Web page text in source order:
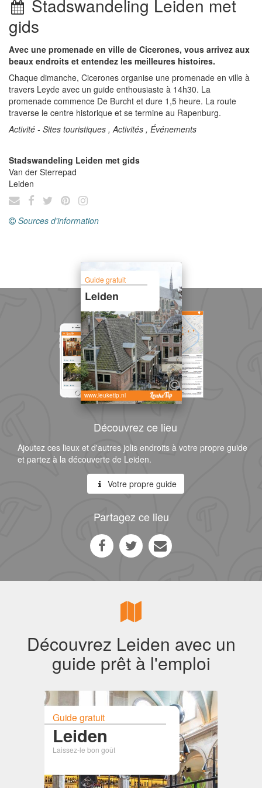
Stadswandeling Leiden met
gids
Avec une promenade en ville de Cicerones, vous arrivez aux
beaux endroits et entendez les meilleures histoires.
Chaque dimanche, Cicerones organise une promenade en ville à
travers Leyde avec un guide enthousiaste à 14h30. La
promenade commence De Burcht et dure 1,5 heure. La route
traverse le centre historique et se termine au Rapenburg.
Activité - Sites touristiques , Activités , Événements
Stadswandeling Leiden met gids
Van der Sterrepad
Leiden
Sources d'information
Guide gratuit
Leiden
www.leuketip.nl
Découvrez ce lieu
Ajoutez ces lieux et d'autres jolis endroits à votre propre guide
et partez à la découverte de Leiden.
Votre propre guide
Partagez ce lieu
Découvrez Leiden avec un
guide prêt à l'emploi
Guide gratuit
Leiden
Laissez-le bon goût